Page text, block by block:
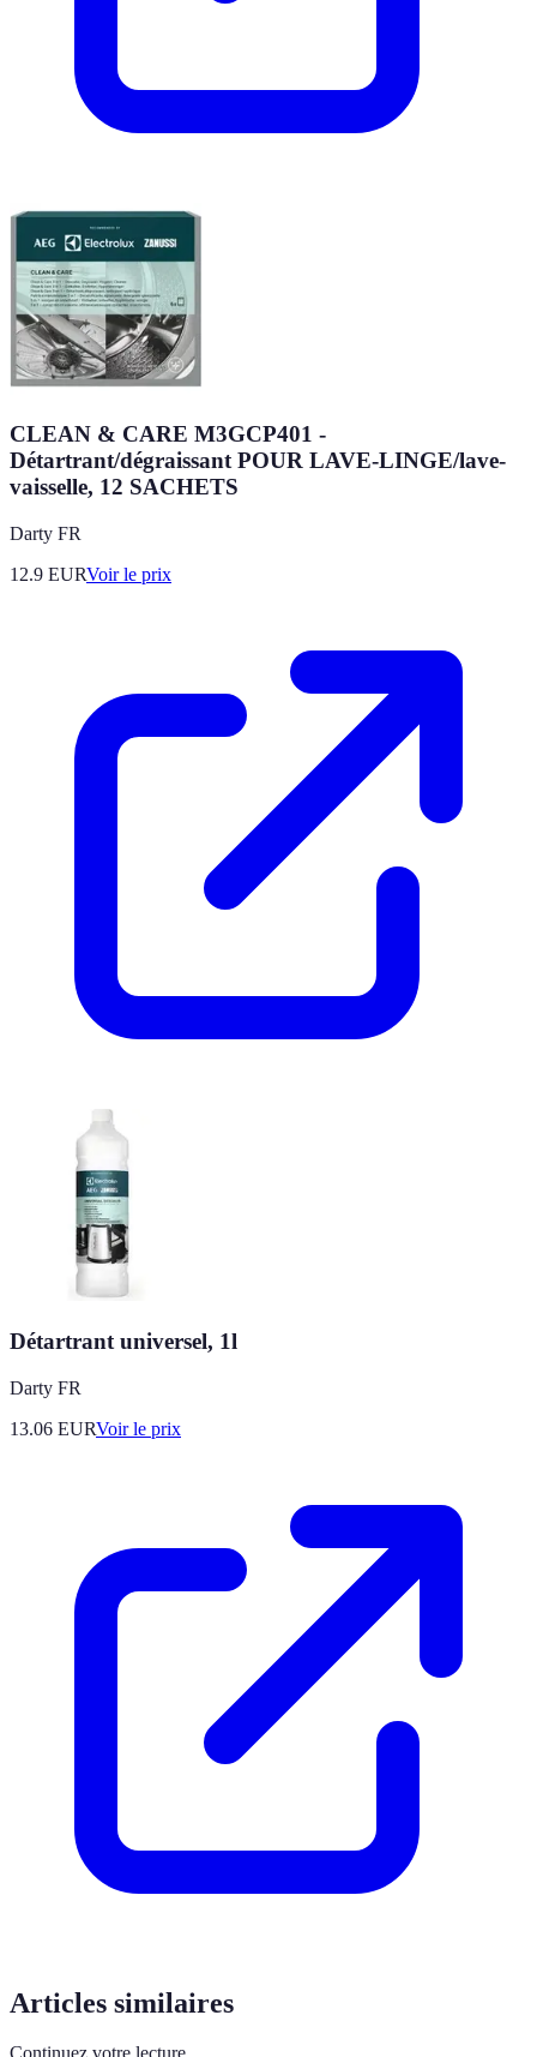
CLEAN & CARE M3GCP401 -
Détartrant/dégraissant POUR LAVE-LINGE/lave-
vaisselle, 12 SACHETS
Darty FR
12.9 EURVoir le prix
Détartrant universel, 1l
Darty FR
13.06 EURVoir le prix
Articles similaires